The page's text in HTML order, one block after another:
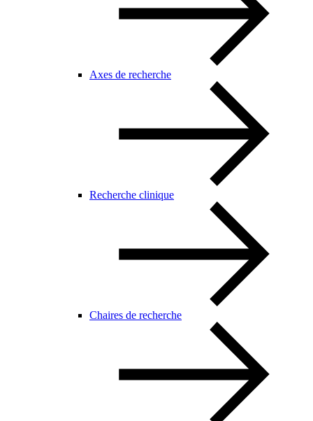
Axes de recherche
Recherche clinique
Chaires de recherche